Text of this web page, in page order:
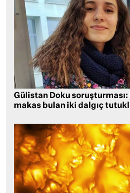
Gülistan Doku
makas bulan iki dalgıç